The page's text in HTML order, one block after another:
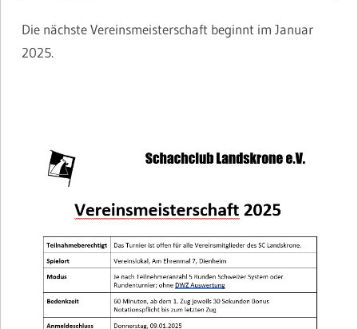
Die nächste Vereinsmeisterschaft beginnt im Januar
2025.